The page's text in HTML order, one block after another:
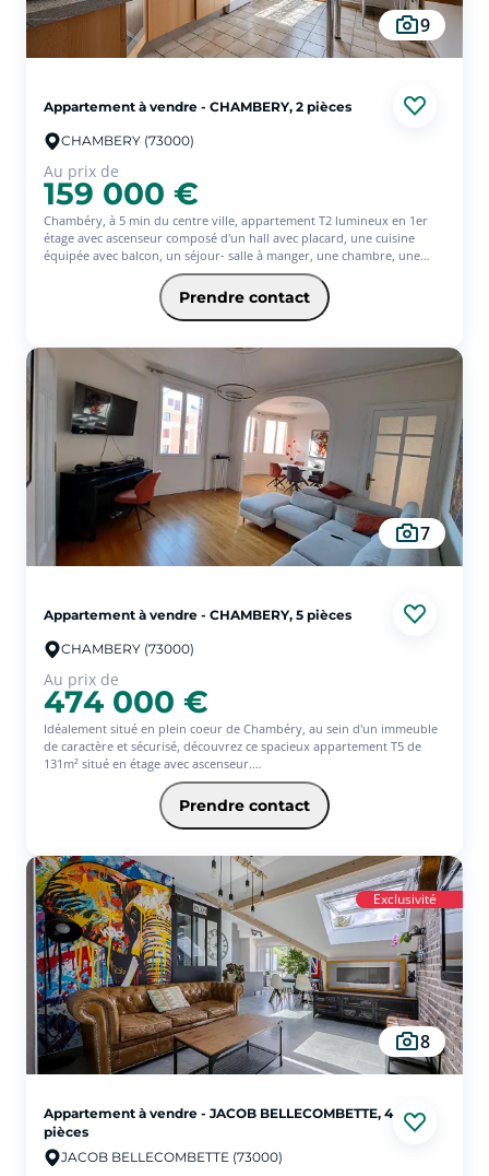
9
Appartement à vendre - CHAMBERY, 2 pièces
CHAMBERY (73000)
Au prix de
159 000 €
Chambéry, à 5 min du centre ville, appartement T2 lumineux en 1er
étage avec ascenseur composé d'un hall avec placard, une cuisine
équipée avec balcon, un séjour- salle à manger, une chambre, une
salle d'eau et un WC séparé.
En annexe on retrouve une cave.
Appartement vendu loué (588  HC)
Prendre contact
7
Appartement à vendre - CHAMBERY, 5 pièces
CHAMBERY (73000)
Au prix de
474 000 €
Idéalement situé en plein coeur de Chambéry, au sein d'un immeuble
de caractère et sécurisé, découvrez ce spacieux appartement T5 de
131m² situé en étage avec ascenseur.
Entièrement rénové avec des prestations de qualité, il offre de beaux
volumes et une belle luminosité. Il se compose d'un double séjour ,
d'une cuisine équipée moderne, de trois grandes chambres, d'une
salle de bains de 12 m² ainsi que d'une salle d'eau avec douche à
Vous apprécierez sa vue dégagée et son emplacement privilégié, à
proximité immédiate des commerces, écoles et transports.
En annexes : une cave, un garage et un stationnement au sein de la
copropriété complètent ce bien rare sur le secteur.
Prendre contact
Exclusivité
8
Appartement à vendre - JACOB BELLECOMBETTE, 4
pièces
JACOB BELLECOMBETTE (73000)